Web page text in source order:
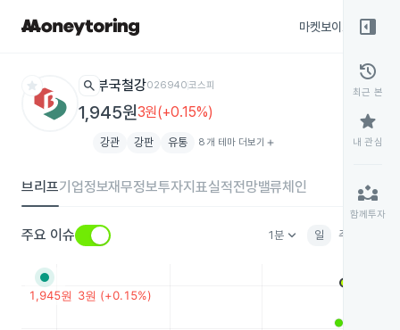
마켓보이스
star search 부국철강026940코스피
1,945원3원(+0.15%)
강관 강판 유통 8개 테마 더보기 add
브리프기업정보재무정보투자지표실적전망밸류체인
주요 이슈 1분keyboard_arrow_down 일 주
right_panel_open
history
최근 본
star
내 관심
partner_exchange
함께투자